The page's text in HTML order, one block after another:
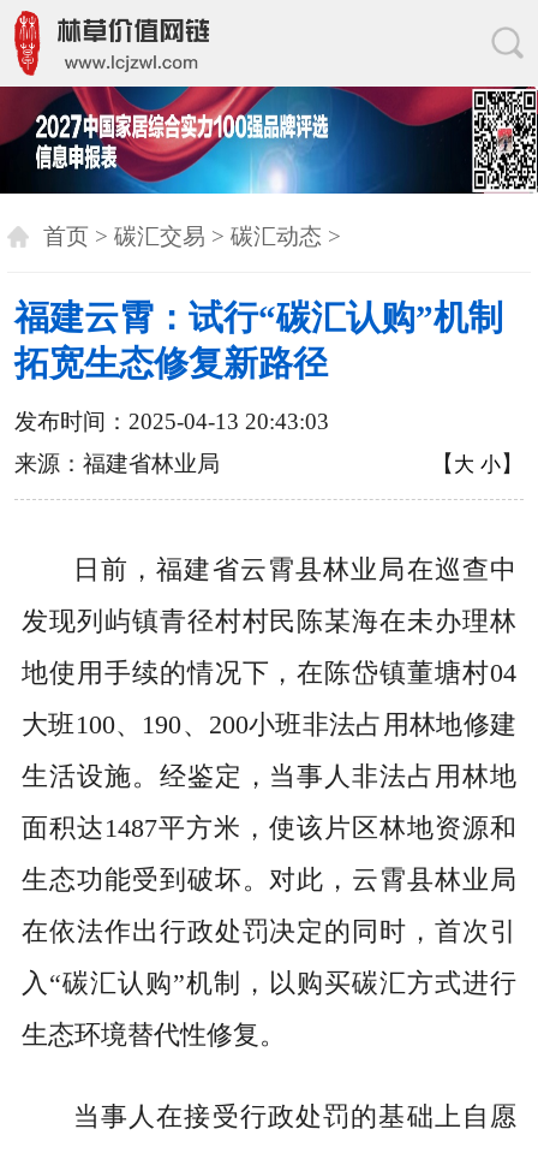
首页 > 碳汇交易 > 碳汇动态 >
福建云霄：试行“碳汇认购”机制
拓宽生态修复新路径
发布时间：2025-04-13 20:43:03
来源：福建省林业局
【 大 小】
日前，福建省云霄县林业局在巡查中
发现列屿镇青径村村民陈某海在未办理林
地使用手续的情况下，在陈岱镇董塘村04
大班100、190、200小班非法占用林地修建
生活设施。经鉴定，当事人非法占用林地
面积达1487平方米，使该片区林地资源和
生态功能受到破坏。对此，云霄县林业局
在依法作出行政处罚决定的同时，首次引
入“碳汇认购”机制，以购买碳汇方式进行
生态环境替代性修复。
当事人在接受行政处罚的基础上自愿